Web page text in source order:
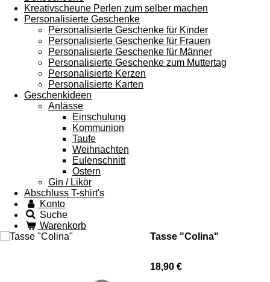
Kreativscheune Perlen zum selber machen
Personalisierte Geschenke
Personalisierte Geschenke für Kinder
Personalisierte Geschenke für Frauen
Personalisierte Geschenke für Männer
Personalisierte Geschenke zum Muttertag
Personalisierte Kerzen
Personalisierte Karten
Geschenkideen
Anlässe
Einschulung
Kommunion
Taufe
Weihnachten
Eulenschnitt
Ostern
Gin / Likör
Abschluss T-shirt's
Konto
Suche
Warenkorb
Tasse "Colina"
18,90 €